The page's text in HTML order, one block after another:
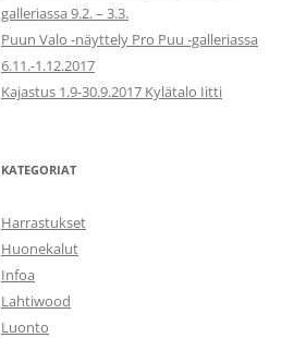
galleriassa 9.2. – 3.3.
Puun Valo -näyttely Pro Puu -galleriassa
6.11.-1.12.2017
Kajastus 1.9-30.9.2017 Kylätalo Iitti
KATEGORIAT
Harrastukset
Huonekalut
Infoa
Lahtiwood
Luonto